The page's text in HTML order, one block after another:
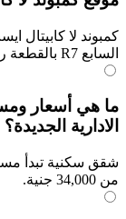
كمبوند لا كابيتال
السابع R7 بالقطعة رقم N2.
ما هي أسعار
الادارية الجديدة؟
من 34,000 جنية.